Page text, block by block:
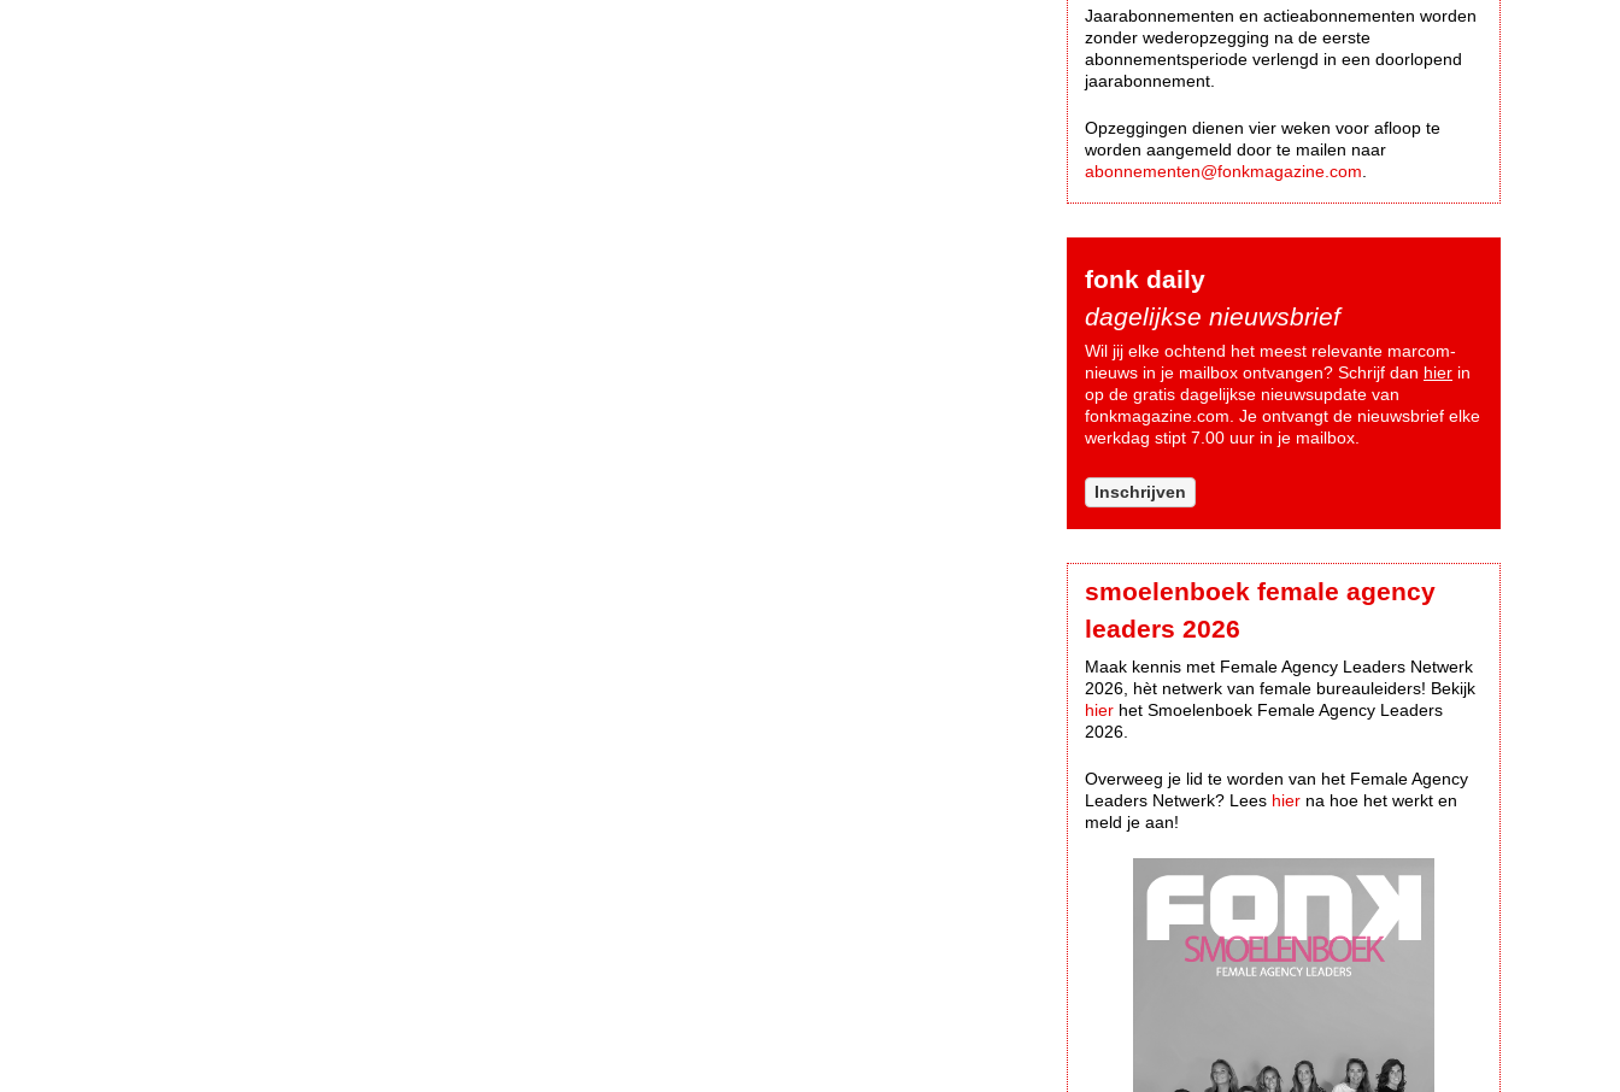
Jaarabonnementen en actieabonnementen worden
zonder wederopzegging na de eerste
abonnementsperiode verlengd in een doorlopend
jaarabonnement.
Opzeggingen dienen vier weken voor afloop te
worden aangemeld door te mailen naar
abonnementen@fonkmagazine.com
fonk daily
dagelijkse nieuwsbrief
Wil jij elke ochtend het meest relevante marcom-
nieuws in je mailbox ontvangen? Schrijf dan hier in
op de gratis dagelijkse nieuwsupdate van
fonkmagazine.com. Je ontvangt de nieuwsbrief elke
werkdag stipt 7.00 uur in je mailbox.
Inschrijven
smoelenboek female agency
leaders 2026
Maak kennis met Female Agency Leaders Netwerk
2026, hèt netwerk van female bureauleiders! Bekijk
hier het Smoelenboek Female Agency Leaders
2026.
Overweeg je lid te worden van het Female Agency
Leaders Netwerk? Lees hier na hoe het werkt en
meld je aan!